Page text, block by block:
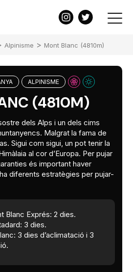
Alpinisme > Mont Blanc (4810m)
ALPINISME
(4810M)
dels Alps i un dels cims
Malgrat la fama de
Sigui com sigui, un pot tenir la
al cor d’Europa. Per pujar
és important haver
diferents estratègies per pujar-
Blanc Exprés: 2 dies.
3 dies.
3 dies d’aclimatació i 3